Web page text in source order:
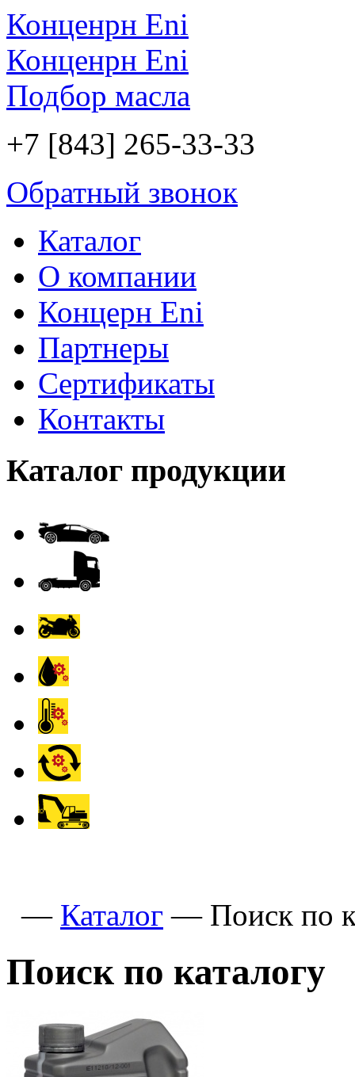
Конценрн Eni
Конценрн Eni
Подбор масла
+7 [843] 265-33-33
Обратный звонок
Каталог
О компании
Концерн Eni
Партнеры
Сертификаты
Контакты
Каталог продукции
— Каталог — Поиск по
Поиск по каталогу